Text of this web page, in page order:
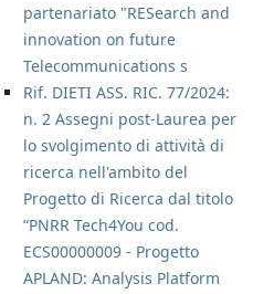
partenariato "RESearch and
innovation on future
Telecommunications s
Rif. DIETI ASS. RIC. 77/2024:
n. 2 Assegni post-Laurea per
lo svolgimento di attività di
ricerca nell'ambito del
Progetto di Ricerca dal titolo
“PNRR Tech4You cod.
ECS00000009 - Progetto
APLAND: Analysis Platform